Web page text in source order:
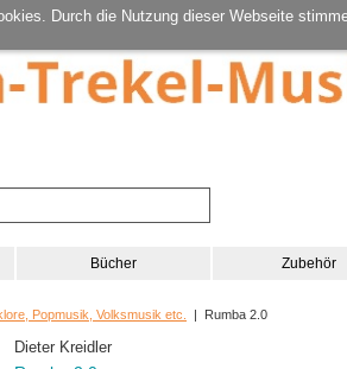
Durch die Nutzung dieser Webseite
Bücher Zubehör
Popmusik, Volksmusik etc. | Rumba 2.0
Dieter Kreidler